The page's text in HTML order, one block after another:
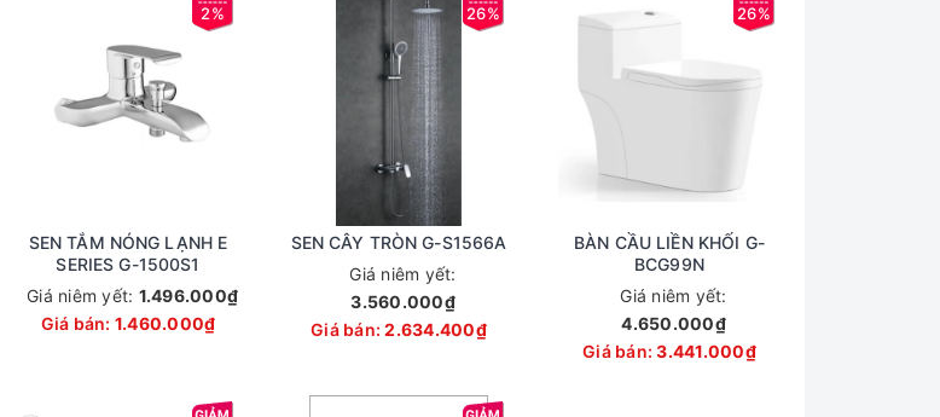
2%
SEN TẮM NÓNG LẠNH E
SERIES G-1500S1
Giá niêm yết: 1.496.000₫
Giá bán: 1.460.000₫
26%
SEN CÂY TRÒN G-S1566A
Giá niêm yết:
3.560.000₫
Giá bán:2.634.400₫
26%
BÀN CẦU LIỀN KHỐI G-
BCG99N
Giá niêm yết:
4.650.000₫
Giá bán:3.441.000₫